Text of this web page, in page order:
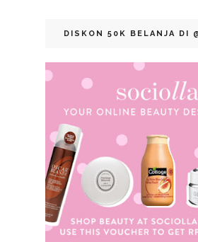
DISKON 50K BELANJA DI